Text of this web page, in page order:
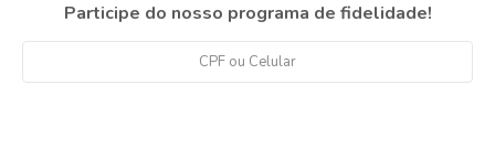
Participe do nosso programa de fidelidade!